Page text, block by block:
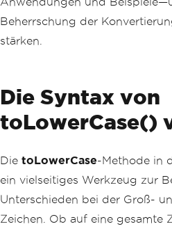
Beherrschung der
stärken.
Die Syntax von
toLowerCase()
Die toLowerCase-Methode in
ein vielseitiges Werkzeug zur
Unterschieden bei der Groß-
Zeichen. Ob auf eine gesamte